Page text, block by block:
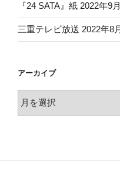
『24 SATA』紙 2022年9
三重テレビ放送 2022年8
アーカイブ
ー